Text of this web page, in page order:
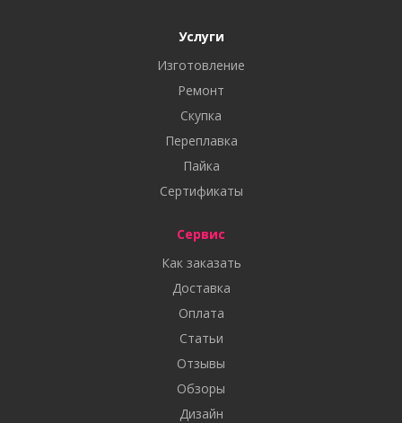
Услуги
Изготовление
Ремонт
Скупка
Переплавка
Пайка
Сертификаты
Сервис
Как заказать
Доставка
Оплата
Статьи
Отзывы
Обзоры
Дизайн